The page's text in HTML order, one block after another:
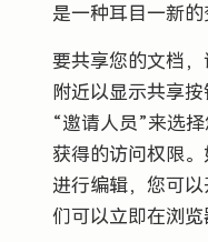
是一种耳目一新的
要共享您的文档
附近以显示共享
“邀请人员”来选
获得的访问权限
进行编辑，您可
们可以立即在浏览